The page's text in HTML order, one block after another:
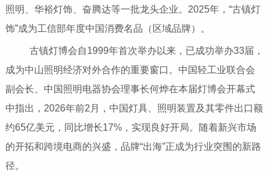
照明、华裕灯饰、奋腾达等一批龙头企业。2025年，“古镇灯
饰”成为工信部年度中国消费名品（区域品牌）。
古镇灯博会自1999年首次举办以来，已成功举办33届，
成为中山照明经济对外合作的重要窗口。中国轻工业联合会
副会长、中国照明电器协会理事长何烨在本届灯博会开幕式
中指出，2026年前2月，中国灯具、照明装置及其零件出口额
约65亿美元，同比增长17%，实现良好开局。随着新兴市场
的开拓和跨境电商的兴盛，品牌“出海”正成为行业突围的新路
径。